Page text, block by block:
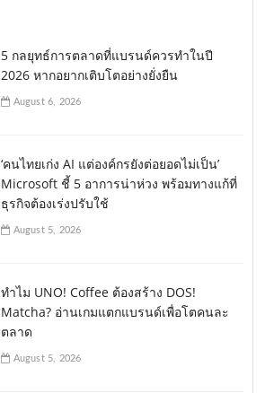
5 กลยุทธ์การตลาดที่แบรนด์ควรทำในปี
2026 หากอยากเติบโตอย่างยั่งยืน
August 6, 2026
‘คนไทยเก่ง AI แต่องค์กรยังต่อยอดไม่เป็น’
Microsoft ชี้ 5 อาการน่าห่วง พร้อมทางแก้ที่
ธุรกิจต้องเร่งปรับใช้
August 5, 2026
ทำไม UNO! Coffee ต้องสร้าง DOS!
Matcha? อ่านเกมแตกแบรนด์เพื่อโตคนละ
ตลาด
August 5, 2026